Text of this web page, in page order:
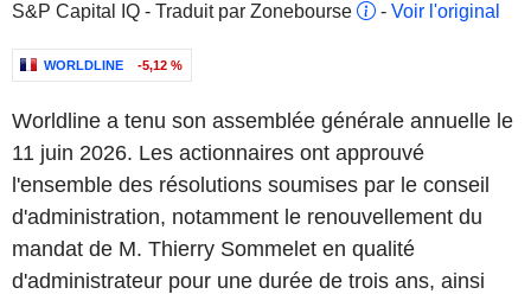
S&P Capital IQ - Traduit par Zonebourse
- Voir l'original
WORLDLINE -5,12 %
Worldline a tenu son assemblée générale annuelle le
11 juin 2026. Les actionnaires ont approuvé
l'ensemble des résolutions soumises par le conseil
d'administration, notamment le renouvellement du
mandat de M. Thierry Sommelet en qualité
d'administrateur pour une durée de trois ans, ainsi